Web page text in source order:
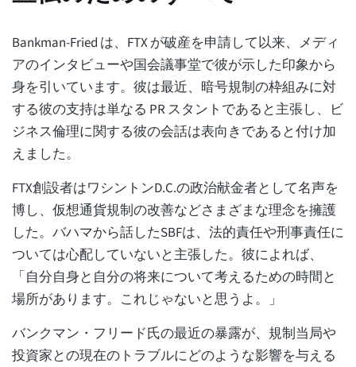
Bankman-Fried は、FTX が破産を申請して以来、メディ
アのインタビューや国会議事堂で彼が示した印象から
身を引いています。彼は最近、暗号規制の枠組みに対
する彼の支持は単なる PR スタントであると主張し、ビ
ジネス倫理に関する彼の会話は表向きであると付け加
えました。
FTX創設者はワシントンD.C.の政治献金者として名声を
博し、仮想通貨規制の改善などさまざまな理念を擁護
した。バハマから話したSBFは、法的責任や刑事責任に
ついては心配していないと主張した。彼によれば、
「自分自身と自分の将来について考えるための時間と
場所があります。これじゃないと思うよ。」
バンクマン・フリード氏の最近の暴露が、規制当局や
投資家との現在のトラブルにどのような影響を与える